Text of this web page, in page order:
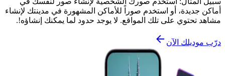
أماكن جديدة، أو استخدم صوراً للأماكن المشهورة في مدينتك لإنشاء
مشاهد تحتوي على تلك المواقع. لا يوجد حدود لما يمكنك إنشاؤه!.
درّب موديلك الآن